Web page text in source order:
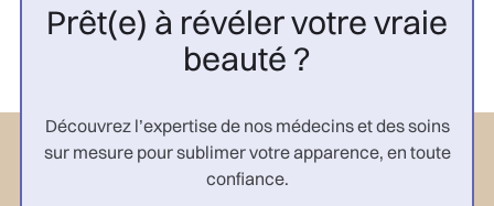
Prêt(e) à révéler votre vraie
beauté ?
Découvrez l’expertise de nos médecins et des soins
sur mesure pour sublimer votre apparence, en toute
confiance.